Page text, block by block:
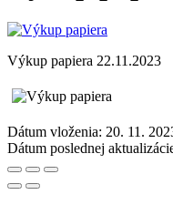
Výkup papiera 22.11.2023
Dátum vloženia: 20. 11.
Dátum poslednej